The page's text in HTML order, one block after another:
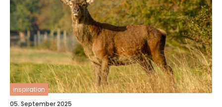
inspiration
05. September 2025